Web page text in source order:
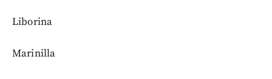
Liborina
Marinilla